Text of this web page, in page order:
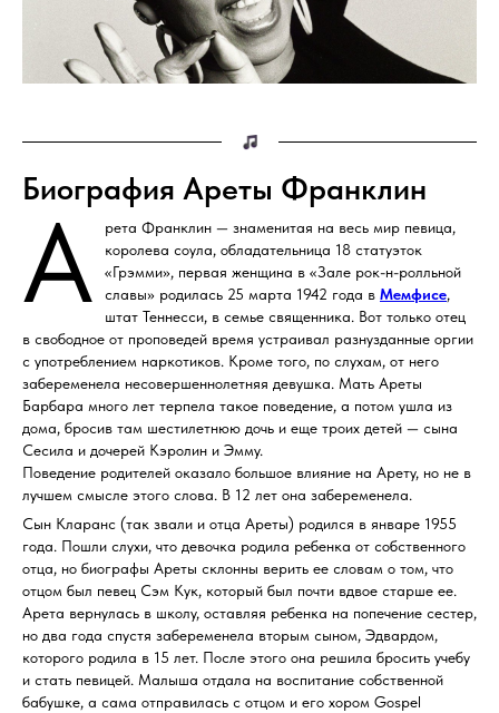
Биография Ареты Франклин
А
рета Франклин — знаменитая на весь мир певица,
королева соула, обладательница 18 статуэток
«Грэмми», первая женщина в «Зале рок-н-ролльной
славы» родилась 25 марта 1942 года в Мемфисе,
штат Теннесси, в семье священника. Вот только отец
в свободное от проповедей время устраивал разнузданные оргии
с употреблением наркотиков. Кроме того, по слухам, от него
забеременела несовершеннолетняя девушка. Мать Ареты
Барбара много лет терпела такое поведение, а потом ушла из
дома, бросив там шестилетнюю дочь и еще троих детей — сына
Сесила и дочерей Кэролин и Эмму.
Поведение родителей оказало большое влияние на Арету, но не в
лучшем смысле этого слова. В 12 лет она забеременела.
Сын Кларанс (так звали и отца Ареты) родился в январе 1955
года. Пошли слухи, что девочка родила ребенка от собственного
отца, но биографы Ареты склонны верить ее словам о том, что
отцом был певец Сэм Кук, который был почти вдвое старше ее.
Арета вернулась в школу, оставляя ребенка на попечение сестер,
но два года спустя забеременела вторым сыном, Эдвардом,
которого родила в 15 лет. После этого она решила бросить учебу
и стать певицей. Малыша отдала на воспитание собственной
бабушке, а сама отправилась с отцом и его хором Gospel